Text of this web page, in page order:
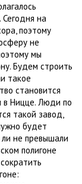
Сегодня на
поэтому
не
мы
Будем строить
такое
становится
в Ницце. Люди по
такой завод,
будет
не превышали
полигоне